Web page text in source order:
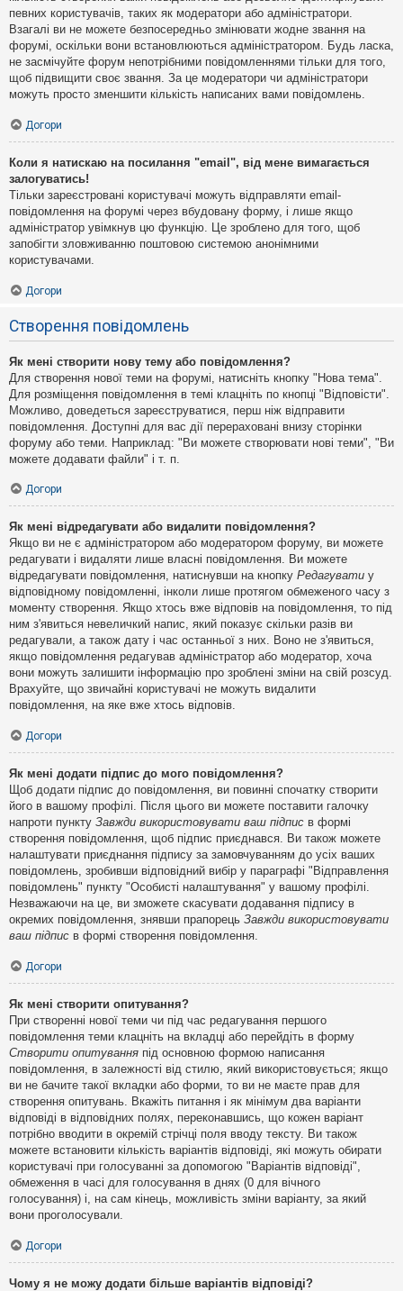
певних користувачів, таких як модератори або адміністратори.
Взагалі ви не можете безпосередньо змінювати жодне звання на
форумі, оскільки вони встановлюються адміністратором. Будь ласка,
не засмічуйте форум непотрібними повідомленнями тільки для того,
щоб підвищити своє звання. За це модератори чи адміністратори
можуть просто зменшити кількість написаних вами повідомлень.
Догори
Коли я натискаю на посилання "email", від мене вимагається
залогуватись!
Тільки зареєстровані користувачі можуть відправляти email-
повідомлення на форумі через вбудовану форму, і лише якщо
адміністратор увімкнув цю функцію. Це зроблено для того, щоб
запобігти зловживанню поштовою системою анонімними
користувачами.
Догори
Створення повідомлень
Як мені створити нову тему або повідомлення?
Для створення нової теми на форумі, натисніть кнопку "Нова тема".
Для розміщення повідомлення в темі клацніть по кнопці "Відповісти".
Можливо, доведеться зареєструватися, перш ніж відправити
повідомлення. Доступні для вас дії перераховані внизу сторінки
форуму або теми. Наприклад: "Ви можете створювати нові теми", "Ви
можете додавати файли" і т. п.
Догори
Як мені відредагувати або видалити повідомлення?
Якщо ви не є адміністратором або модератором форуму, ви можете
редагувати і видаляти лише власні повідомлення. Ви можете
відредагувати повідомлення, натиснувши на кнопку Редагувати у
відповідному повідомленні, інколи лише протягом обмеженого часу з
моменту створення. Якщо хтось вже відповів на повідомлення, то під
ним з'явиться невеличкий напис, який показує скільки разів ви
редагували, а також дату і час останньої з них. Воно не з'явиться,
якщо повідомлення редагував адміністратор або модератор, хоча
вони можуть залишити інформацію про зроблені зміни на свій розсуд.
Врахуйте, що звичайні користувачі не можуть видалити
повідомлення, на яке вже хтось відповів.
Догори
Як мені додати підпис до мого повідомлення?
Щоб додати підпис до повідомлення, ви повинні спочатку створити
його в вашому профілі. Після цього ви можете поставити галочку
напроти пункту Завжди використовувати ваш підпис в формі
створення повідомлення, щоб підпис приєднався. Ви також можете
налаштувати приєднання підпису за замовчуванням до усіх ваших
повідомлень, зробивши відповідний вибір у параграфі "Відправлення
повідомлень" пункту "Особисті налаштування" у вашому профілі.
Незважаючи на це, ви зможете скасувати додавання підпису в
окремих повідомлення, знявши прапорець Завжди використовувати
ваш підпис в формі створення повідомлення.
Догори
Як мені створити опитування?
При створенні нової теми чи під час редагування першого
повідомлення теми клацніть на вкладці або перейдіть в форму
Створити опитування під основною формою написання
повідомлення, в залежності від стилю, який використовується; якщо
ви не бачите такої вкладки або форми, то ви не маєте прав для
створення опитувань. Вкажіть питання і як мінімум два варіанти
відповіді в відповідних полях, переконавшись, що кожен варіант
потрібно вводити в окремій стрічці поля вводу тексту. Ви також
можете встановити кількість варіантів відповіді, які можуть обирати
користувачі при голосуванні за допомогою "Варіантів відповіді",
обмеження в часі для голосування в днях (0 для вічного
голосування) і, на сам кінець, можливість зміни варіанту, за який
вони проголосували.
Догори
Чому я не можу додати більше варіантів відповіді?